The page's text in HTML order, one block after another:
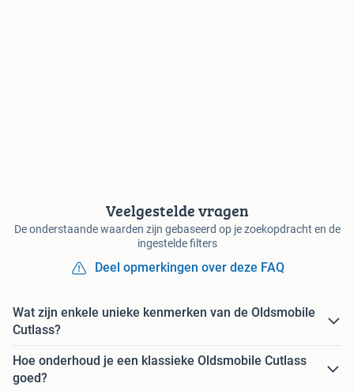
Veelgestelde vragen
De onderstaande waarden zijn gebaseerd op je zoekopdracht en de
ingestelde filters
Deel opmerkingen over deze FAQ
Wat zijn enkele unieke kenmerken van de Oldsmobile
Cutlass?
Hoe onderhoud je een klassieke Oldsmobile Cutlass
goed?